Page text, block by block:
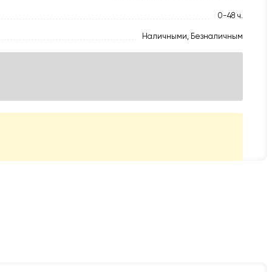
0-48 ч.
Наличными, Безналичным